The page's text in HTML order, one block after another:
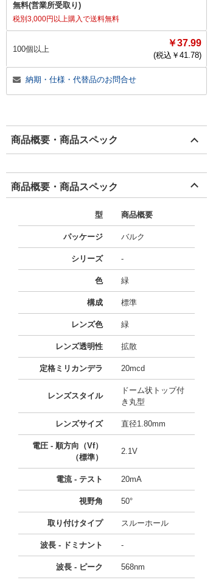
無料(営業所受取り)
税別3,000円以上購入で送料無料
100個以上
￥37.99
(税込￥ 41.78)
納期・仕様・代替品のお問合せ
商品概要・商品スペック
商品概要・商品スペック
型 商品概要
パッケージ バルク
シリーズ -
色 緑
構成 標準
レンズ色 緑
レンズ透明性 拡散
定格ミリカンデラ 20mcd
レンズスタイル
ドーム状トップ付
き丸型
レンズサイズ 直径1.80mm
電圧 - 順方向（Vf）
（標準）
2.1V
電流 - テスト 20mA
視野角 50°
取り付けタイプ スルーホール
波長 - ドミナント -
波長 - ピーク 568nm